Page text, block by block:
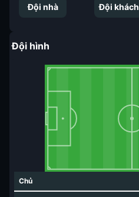
Đội nhà Đội khách
Đội hình
Chủ